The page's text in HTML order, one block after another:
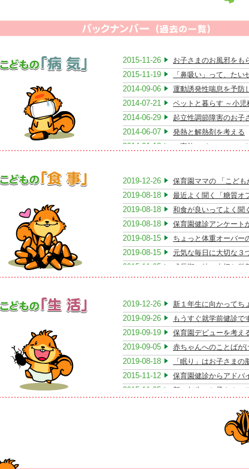
これもお子さんの大脳の活動のしるし、そういう時期もあるのです。
ですから、幼児期のお子さんの食べムラについては、最低限、次のよう
ばOKなのです。
「毎食バランスよくきちんと」とまではいかなくても、まずまず大丈夫
く心配せず、ゆったりと考えて下さいね。
③きちんと空腹を作る工夫がなされていますか？
こどもは自分のからだに正直ですから、おとなのように、大しておな
いけど、時間だから食べておく、といいうわけにはゆきません。
空腹は、胃袋が空っぽだから感じるのではありせん。
血糖値の低下を脳の空腹センサーが感じて「おなか空いた～～」とな
食事時間前２時間を過ぎたら、飲み物も含めカロリーのあるものは与
ましょう。
「食事前２時間を過ぎたら、水かお茶だけ」
これはしっかり守りましょう。
おやつは、食事前２時間より前に、次の食事にひびかない量を少なめ
う。
牛乳も、与えるようであれば、食事時２時間より前にして下さい。
ジュースも血糖がすぐにがっつり上がってしまいます。気をつけまし
ク、母乳は、控えましょう。
夕食前も、帰宅時におなかぺこぺこで、おかしなどをねだられがち。
でもそこで、「クッキーとジュース！」をあげてしまうと、夕食には
らえません。
そこは、小さなみかん１個程度にしておいて、夕食まで待たせましょ
朝ごはん時の空腹作りのために、夜食や夜おやつもひかえて下さい。
くれぐれも、小さなお子さんは、少しの間食、わずかなジュースなど
ぐに上昇して、食欲が落ちてしまうということをお忘れなく。
食の細いこどもは、「食べろ、食べろ」と言われると、それだけでげ
テレビ、ビデオを消して、ご家族そろって、楽しく食卓を囲みましょう
2015-11-26 お子さまのお風邪をも
2015-11-19 「鼻吸い」って、たい
2014-09-06 運動誘発性喘息を予防
2014-07-21 ペットと暮らす ～小児
2014-06-29 起立性調節障害のお子
2014-06-07 発熱と解熱剤を考える
2014-01-18 ご家族にインフルエン
冬のお肌を健やかに～
2013-09-28 食物アレルギー予防に
2013-09-21 「森のおうち」のオー
2013-09-01 明日からいよいよ「森
2013-08-10 病児保育室「森のおう
2013-08-03 おうちでできる食中毒
2013-07-20 お子さまの快便のため
2013-06-02 風疹のワクチンについ
2013-03-02 離乳食のステップアッ
2013-02-23 食物アレルギーの「き
2013-01-26 家族内にインフルを拡
2012-12-08 発達障害のお子さんを
2012-12-01 起立性調節障害のお子
2012-11-24 RSウイルス感染症が流
2012-10-27 おうちでできるアトピ
風疹って怖い病気？
スポーツにおける熱中
B型肝炎ワクチンのおす
2019-12-26 保育園ママの 「こども
2019-08-18 最近よく聞く「糖質オ
2019-08-18 和食が良いってよく聞
2019-08-18 保育園健診アンケート
2019-08-15 ちょっと体重オーバー
2019-08-15 元気な毎日に大切な３
2015-11-05 成長期に特に大切な栄
2014-07-05 夏ですね～～
2014-05-05 ご家族みんなで成人病
2014-04-20 楽しい朝時間を過ごし
2014-03-09 「うちの子は小食？」
2014-02-23 風邪気味のときのお食
2014-01-26 朝食で体温、血糖を効
2013-07-13 夏のおやつを考える
恐ろしいトランス脂肪
お子さんにたっぷり
食物中の放射能を少
2019-12-26 新１年生に向かってち
2019-09-26 もうすぐ就学前健診で
2019-09-19 保育園デビューを考え
2019-09-05 赤ちゃんへのことばが
2019-08-18 「眠り」はお子さまの
2015-11-12 保育園健診からアドバ
2015-11-05 新一年生のお子さんに
年末年始の健やかア
年末年始の健やかアド
こどもの心に響く言